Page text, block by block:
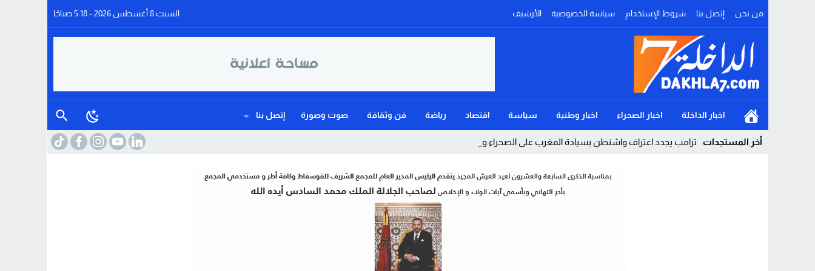
من نحن إتصل بنا شروط الإستخدام سياسة الخصوصية الأرشيف السبت 8 أغسطس 2026 - 5:18 صباحًا
اخبار الداخلة اخبار الصحراء اخبار وطنية سياسة اقتصاد رياضة فن وثقافة صوت وصورة إتصل بنا
أخر المستجدات ترامب يجدد اعتراف واشنطن بسيادة المغرب على الصحراء ويؤكد: الحك_